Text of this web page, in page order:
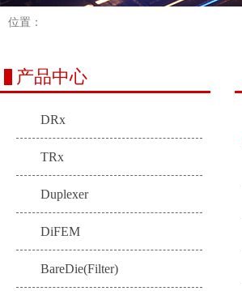
位置：
产品中心
DRx
TRx
Duplexer
DiFEM
BareDie(Filter)